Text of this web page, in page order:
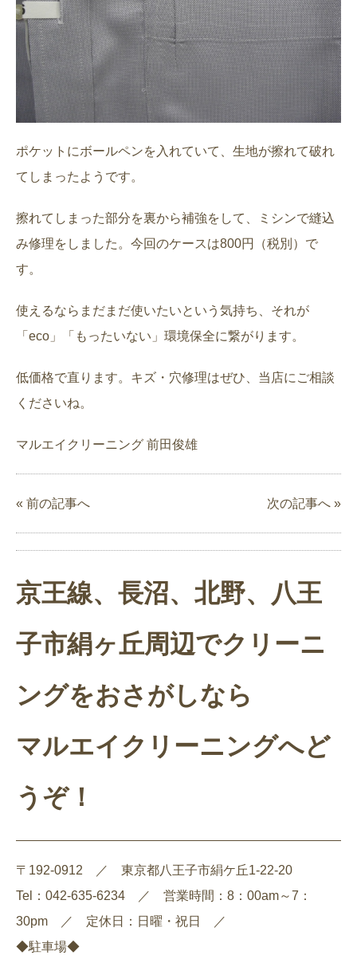
ポケットにボールペンを入れていて、生地が擦れて破れ
てしまったようです。
擦れてしまった部分を裏から補強をして、ミシンで縫込
み修理をしました。今回のケースは800円（税別）で
す。
使えるならまだまだ使いたいという気持ち、それが
「eco」「もったいない」環境保全に繋がります。
低価格で直ります。キズ・穴修理はぜひ、当店にご相談
くださいね。
マルエイクリーニング 前田俊雄
« 前の記事へ 次の記事へ »
京王線、長沼、北野、八王
子市絹ヶ丘周辺でクリーニ
ングをおさがしなら
マルエイクリーニングへど
うぞ！
〒192-0912 ／ 東京都八王子市絹ケ丘1-22-20
Tel：042-635-6234 ／ 営業時間：8：00am～7：
30pm ／ 定休日：日曜・祝日 ／
◆駐車場◆